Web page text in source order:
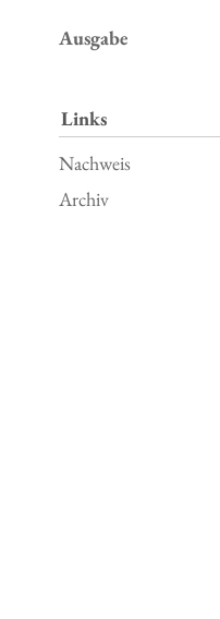
Ausgabe
Links
Nachweis
Archiv